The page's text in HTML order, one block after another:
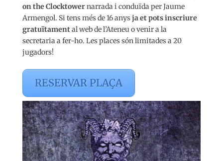
on the Clocktowernarrada i conduïda per Jaume
Armengol. Si tens més de 16 anysja et pots inscriure
gratuïtamental web de l’Ateneu o venir a la
secretaria a fer-ho. Les places són limitades a 20
jugadors!
RESERVAR PLAÇA